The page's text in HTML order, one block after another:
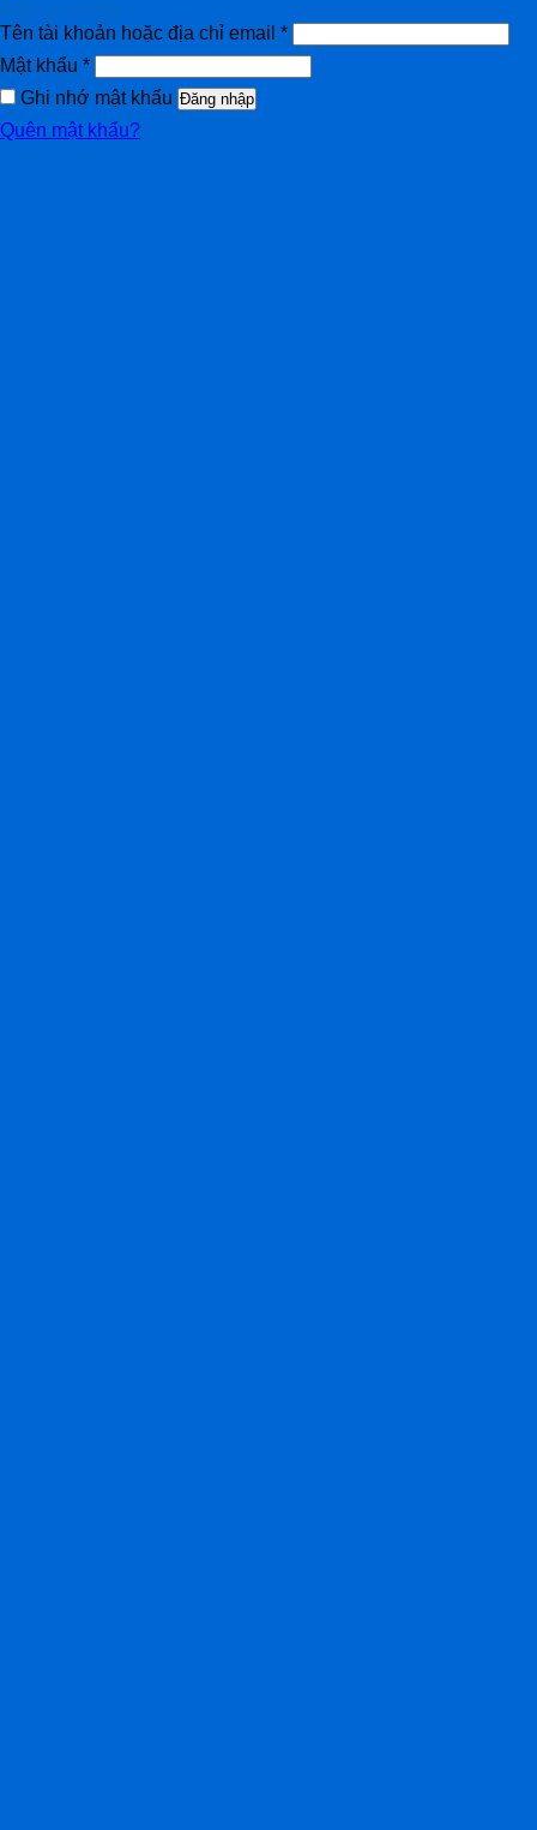
Tên tài khoản hoặc địa chỉ email *
Mật khẩu *
Ghi nhớ mật khẩu Đăng nhập
Quên mật khẩu?